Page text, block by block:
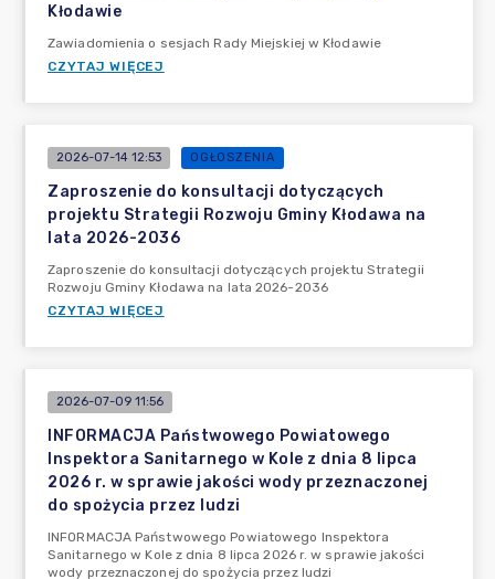
Kłodawie
Zawiadomienia o sesjach Rady Miejskiej w Kłodawie
CZYTAJ WIĘCEJ
2026-07-14 12:53 OGŁOSZENIA
Zaproszenie do konsultacji dotyczących
projektu Strategii Rozwoju Gminy Kłodawa na
lata 2026-2036
Zaproszenie do konsultacji dotyczących projektu Strategii
Rozwoju Gminy Kłodawa na lata 2026-2036
CZYTAJ WIĘCEJ
2026-07-09 11:56
INFORMACJA Państwowego Powiatowego
Inspektora Sanitarnego w Kole z dnia 8 lipca
2026 r. w sprawie jakości wody przeznaczonej
do spożycia przez ludzi
INFORMACJA Państwowego Powiatowego Inspektora
Sanitarnego w Kole z dnia 8 lipca 2026 r. w sprawie jakości
wody przeznaczonej do spożycia przez ludzi